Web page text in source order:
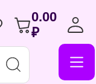
0.00
₽